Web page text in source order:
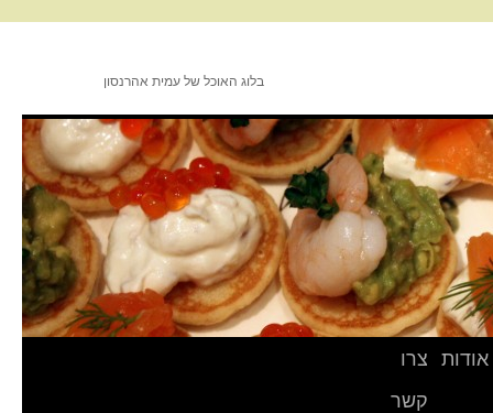
בלוג האוכל של עמית אהרנסון
אודות
צרו
קשר